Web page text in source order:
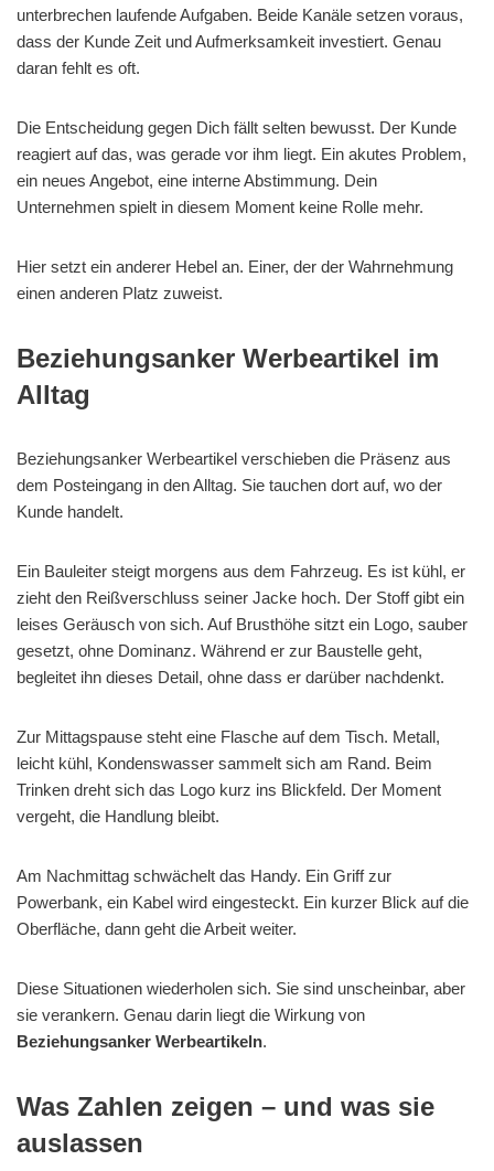
unterbrechen laufende Aufgaben. Beide Kanäle setzen voraus,
dass der Kunde Zeit und Aufmerksamkeit investiert. Genau
daran fehlt es oft.
Die Entscheidung gegen Dich fällt selten bewusst. Der Kunde
reagiert auf das, was gerade vor ihm liegt. Ein akutes Problem,
ein neues Angebot, eine interne Abstimmung. Dein
Unternehmen spielt in diesem Moment keine Rolle mehr.
Hier setzt ein anderer Hebel an. Einer, der der Wahrnehmung
einen anderen Platz zuweist.
Beziehungsanker Werbeartikel im
Alltag
Beziehungsanker Werbeartikel verschieben die Präsenz aus
dem Posteingang in den Alltag. Sie tauchen dort auf, wo der
Kunde handelt.
Ein Bauleiter steigt morgens aus dem Fahrzeug. Es ist kühl, er
zieht den Reißverschluss seiner Jacke hoch. Der Stoff gibt ein
leises Geräusch von sich. Auf Brusthöhe sitzt ein Logo, sauber
gesetzt, ohne Dominanz. Während er zur Baustelle geht,
begleitet ihn dieses Detail, ohne dass er darüber nachdenkt.
Zur Mittagspause steht eine Flasche auf dem Tisch. Metall,
leicht kühl, Kondenswasser sammelt sich am Rand. Beim
Trinken dreht sich das Logo kurz ins Blickfeld. Der Moment
vergeht, die Handlung bleibt.
Am Nachmittag schwächelt das Handy. Ein Griff zur
Powerbank, ein Kabel wird eingesteckt. Ein kurzer Blick auf die
Oberfläche, dann geht die Arbeit weiter.
Diese Situationen wiederholen sich. Sie sind unscheinbar, aber
sie verankern. Genau darin liegt die Wirkung von
Beziehungsanker Werbeartikeln.
Was Zahlen zeigen – und was sie
auslassen